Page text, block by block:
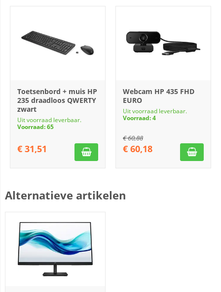
Toetsenbord + muis HP
235 draadloos QWERTY
zwart
Uit voorraad leverbaar.
Voorraad: 65
€ 31,51
Webcam HP 435 FHD
EURO
Uit voorraad leverbaar.
Voorraad: 4
€60,88
€ 60,18
Alternatieve artikelen